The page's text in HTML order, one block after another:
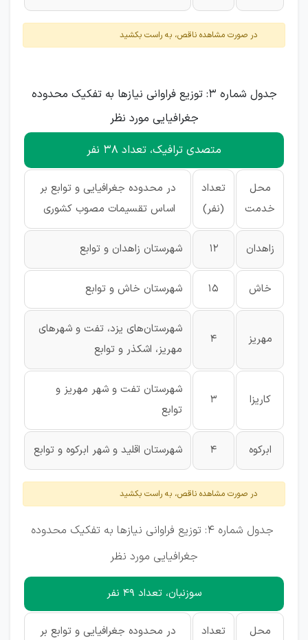
در صورت مشاهده ناقص، به راست بکشید
جدول شماره 3: توزیع فراوانی نیازها به تفکیک محدوده
جغرافیایی مورد نظر
متصدی ترافیک، تعداد 38 نفر
محل
خدمت
تعداد
(نفر)
در محدوده جغرافیایی و توابع بر
اساس تقسیمات مصوب کشوری
زاهدان 12 شهرستان زاهدان و توابع
خاش 15 شهرستان خاش و توابع
مهریز 4
شهرستان‌های یزد، تفت و شهرهای
مهریز، اشکذر و توابع
کاریزا 3
شهرستان تفت و شهر مهریز و
توابع
ابرکوه 4 شهرستان اقلید و شهر ابرکوه و توابع
در صورت مشاهده ناقص، به راست بکشید
جدول شماره 4: توزیع فراوانی نیازها به تفکیک محدوده
جغرافیایی مورد نظر
سوزنبان، تعداد 49 نفر
محل
تعداد
در محدوده جغرافیایی و توابع بر